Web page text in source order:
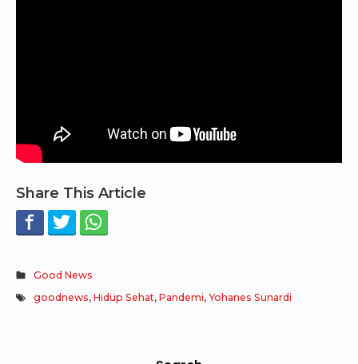
Share This Article
Good News
goodnews,Hidup Sehat,Pandemi,Yohanes Sunardi